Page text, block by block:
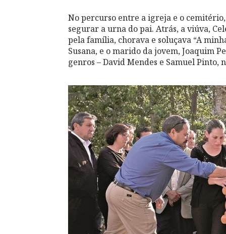
No percurso entre a igreja e o
segurar a urna do pai. Atrás, a viúva,
pela família, chorava e soluçava “A
Susana, e o marido da jovem, Joaquim
genros – David Mendes e Samuel Pinto,